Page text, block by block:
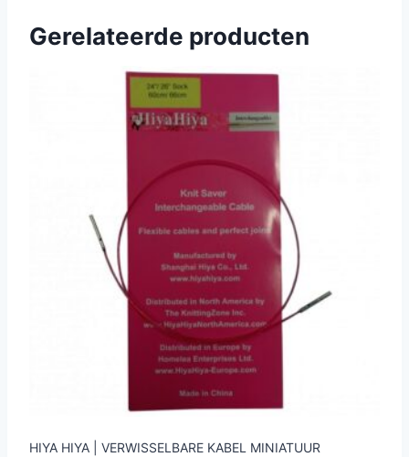
Gerelateerde producten
HIYA HIYA | VERWISSELBARE KABEL MINIATUUR